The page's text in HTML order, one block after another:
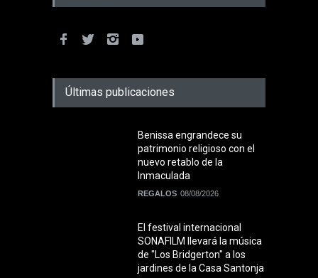
Últimas publicaciones
Benissa engrandece su
patrimonio religioso con el
nuevo retablo de la
Inmaculada
REGALOS 08/08/2026
El festival internacional
SONAFILM llevará la música
de "Los Bridgerton" a los
jardines de la Casa Santonja